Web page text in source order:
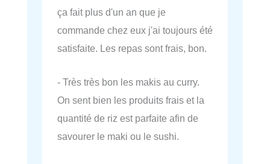
ça fait plus d'un an que je
commande chez eux j'ai toujours été
satisfaite. Les repas sont frais, bon.
- Très très bon les makis au curry.
On sent bien les produits frais et la
quantité de riz est parfaite afin de
savourer le maki ou le sushi.